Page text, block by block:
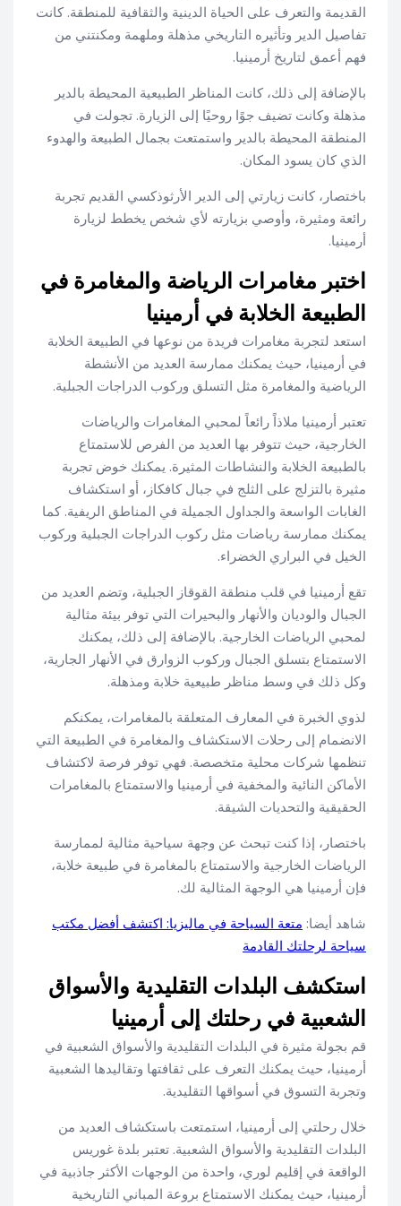
القديمة والتعرف على الحياة الدينية والثقافية للمنطقة. كانت
تفاصيل الدير وتأثيره التاريخي مذهلة وملهمة ومكنتني من
فهم أعمق لتاريخ أرمينيا.
بالإضافة إلى ذلك، كانت المناظر الطبيعية المحيطة بالدير
مذهلة وكانت تضيف جوًا روحيًا إلى الزيارة. تجولت في
المنطقة المحيطة بالدير واستمتعت بجمال الطبيعة والهدوء
الذي كان يسود المكان.
باختصار، كانت زيارتي إلى الدير الأرثوذكسي القديم تجربة
رائعة ومثيرة، وأوصي بزيارته لأي شخص يخطط لزيارة
أرمينيا.
اختبر مغامرات الرياضة والمغامرة في
الطبيعة الخلابة في أرمينيا
استعد لتجربة مغامرات فريدة من نوعها في الطبيعة الخلابة
في أرمينيا، حيث يمكنك ممارسة العديد من الأنشطة
الرياضية والمغامرة مثل التسلق وركوب الدراجات الجبلية.
تعتبر أرمينيا ملاذاً رائعاً لمحبي المغامرات والرياضات
الخارجية، حيث تتوفر بها العديد من الفرص للاستمتاع
بالطبيعة الخلابة والنشاطات المثيرة. يمكنك خوض تجربة
مثيرة بالتزلج على الثلج في جبال كافكاز، أو استكشاف
الغابات الواسعة والجداول الجميلة في المناطق الريفية. كما
يمكنك ممارسة رياضات مثل ركوب الدراجات الجبلية وركوب
الخيل في البراري الخضراء.
تقع أرمينيا في قلب منطقة القوقاز الجبلية، وتضم العديد من
الجبال والوديان والأنهار والبحيرات التي توفر بيئة مثالية
لمحبي الرياضات الخارجية. بالإضافة إلى ذلك، يمكنك
الاستمتاع بتسلق الجبال وركوب الزوارق في الأنهار الجارية،
وكل ذلك في وسط مناظر طبيعية خلابة ومذهلة.
لذوي الخبرة في المعارف المتعلقة بالمغامرات، يمكنكم
الانضمام إلى رحلات الاستكشاف والمغامرة في الطبيعة التي
تنظمها شركات محلية متخصصة. فهي توفر فرصة لاكتشاف
الأماكن النائية والمخفية في أرمينيا والاستمتاع بالمغامرات
الحقيقية والتحديات الشيقة.
باختصار، إذا كنت تبحث عن وجهة سياحية مثالية لممارسة
الرياضات الخارجية والاستمتاع بالمغامرة في طبيعة خلابة،
فإن أرمينيا هي الوجهة المثالية لك.
شاهد أيضا: متعة السياحة في ماليزيا: اكتشف أفضل مكتب
سياحة لرحلتك القادمة
استكشف البلدات التقليدية والأسواق
الشعبية في رحلتك إلى أرمينيا
قم بجولة مثيرة في البلدات التقليدية والأسواق الشعبية في
أرمينيا، حيث يمكنك التعرف على ثقافتها وتقاليدها الشعبية
وتجربة التسوق في أسواقها التقليدية.
خلال رحلتي إلى أرمينيا، استمتعت باستكشاف العديد من
البلدات التقليدية والأسواق الشعبية. تعتبر بلدة غوريس
الواقعة في إقليم لوري، واحدة من الوجهات الأكثر جاذبية في
أرمينيا، حيث يمكنك الاستمتاع بروعة المباني التاريخية